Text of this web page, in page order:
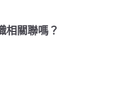
相關聯嗎？